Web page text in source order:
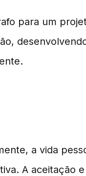
para um
a vida
A aceitação